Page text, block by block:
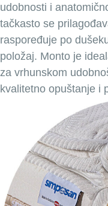
udobnosti i
tačkasto se
raspoređuje po
položaj. Monto je
za vrhunskom
kvalitetno opuštanje i